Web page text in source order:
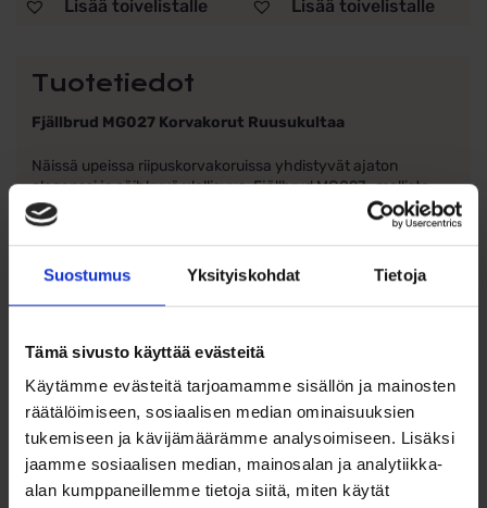
Suostumus Yksityiskohdat Tietoja
Tämä sivusto käyttää evästeitä
Käytämme evästeitä tarjoamamme sisällön ja mainosten
räätälöimiseen, sosiaalisen median ominaisuuksien
tukemiseen ja kävijämäärämme analysoimiseen. Lisäksi
jaamme sosiaalisen median, mainosalan ja analytiikka-
alan kumppaneillemme tietoja siitä, miten käytät
Tuotetiedot
Fjällbrud MG027 Korvakorut Ruusukultaa
Näissä upeissa riipuskorvakoruissa yhdistyvät ajaton
eleganssi ja säihkyvä ylellisyys. Fjällbrud MG027 -mallista
inspiraationsa saaneet korvakorut on valmistettu 18 karaatin
kullasta ja viimeistelty yhteensä 0,82 karaatin upeilla
timanteilla. Halo-muotoa kehystävät lisätimantit sekä
korvakorun varressa että riipuksessa korostavat
Timantit:
2 x 0,23 ct W/VS
32 x 0,01 ct W/SI
Lisää toivelistalle Lisää toivelistalle